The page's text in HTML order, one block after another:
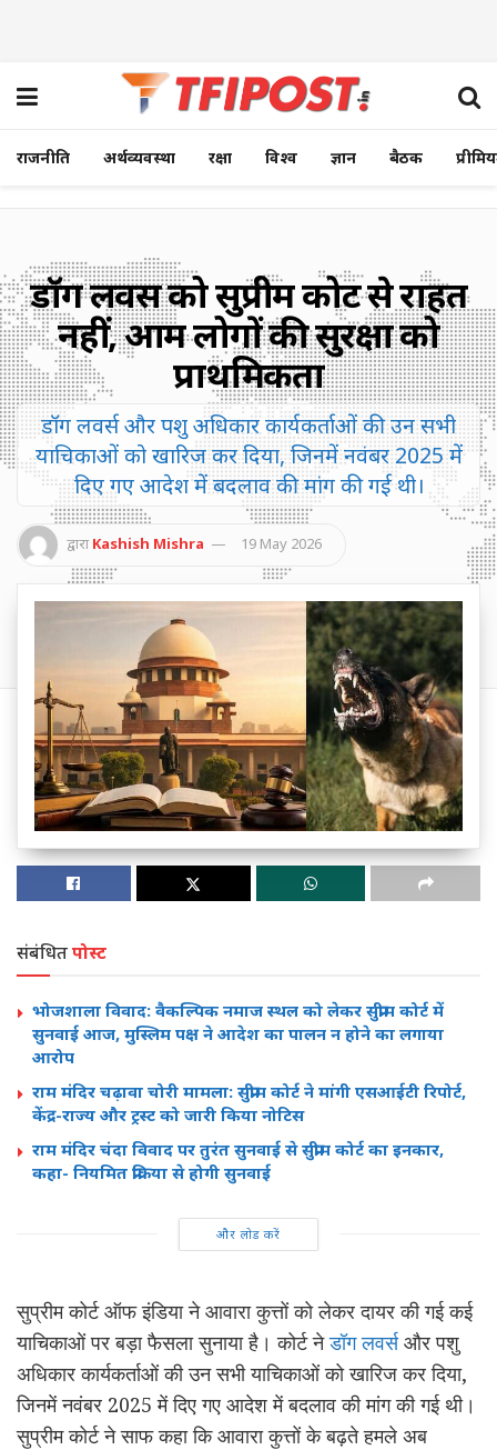
राजनीति अर्थव्यवस्था रक्षा विश्व ज्ञान बैठक
डॉग लवर्स को सुप्रीम कोर्ट से राहत
नहीं, आम लोगों की सुरक्षा को
प्राथमिकता
डॉग लवर्स और पशु अधिकार कार्यकर्ताओं की उन सभी
याचिकाओं को खारिज कर दिया, जिनमें नवंबर 2025 में
दिए गए आदेश में बदलाव की मांग की गई थी।
द्वारा Kashish Mishra 19 May 2026
संबंधितपोस्ट
भोजशाला विवाद: वैकल्पिक नमाज स्थल को लेकर सुप्रीम कोर्ट में
सुनवाई आज, मुस्लिम पक्ष ने आदेश का पालन न होने का लगाया
आरोप
राम मंदिर चढ़ावा चोरी मामला: सुप्रीम कोर्ट ने मांगी एसआईटी रिपोर्ट,
केंद्र-राज्य और ट्रस्ट को जारी किया नोटिस
राम मंदिर चंदा विवाद पर तुरंत सुनवाई से सुप्रीम कोर्ट का इनकार,
कहा- नियमित प्रक्रिया से होगी सुनवाई
और लोड करें
सुप्रीम कोर्ट ऑफ इंडिया ने आवारा कुत्तों को लेकर दायर की गई कई
याचिकाओं पर बड़ा फैसला सुनाया है। कोर्ट नेडॉग लवर्सऔर पशु
अधिकार कार्यकर्ताओं की उन सभी याचिकाओं को खारिज कर दिया,
जिनमें नवंबर 2025 में दिए गए आदेश में बदलाव की मांग की गई थी।
सुप्रीम कोर्ट ने साफ कहा कि आवारा कुत्तों के बढ़ते हमले अब